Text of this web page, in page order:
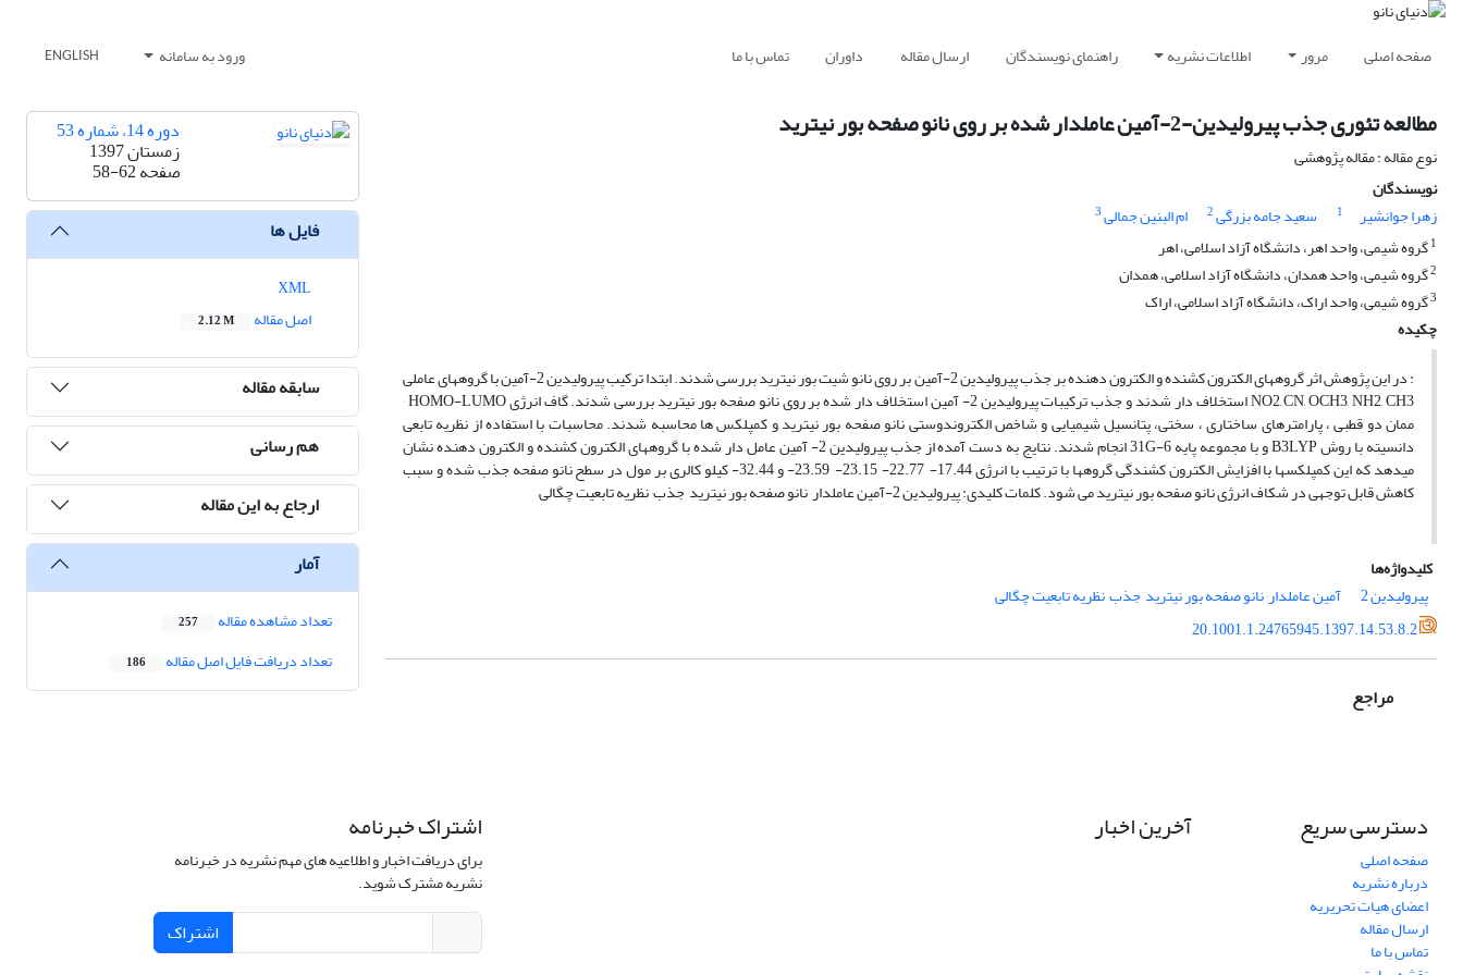
صفحه اصلی مرور اطلاعات نشریه راهنمای نویسندگان ارسال مقاله داوران تماس با ما ورود به سامانه ENGLISH
مطالعه تئوری جذب پیرولیدین-2-آمین عاملدار شده بر روی نانو صفحه بور نیترید
نوع مقاله : مقاله پژوهشی
نویسندگان
زهرا جوانشیر
1 سعید جامه بزرگی2 ام البنین جمالی3
1گروه شیمی، واحد اهر، دانشگاه آزاد اسلامی، اهر
2گروه شیمی، واحد همدان، دانشگاه آزاد اسلامی، همدان
3گروه شیمی، واحد اراک، دانشگاه آزاد اسلامی، اراک
چکیده
: در این پژوهش اثر گروههای الکترون کشنده و الکترون دهنده بر جذب پیرولیدین 2-آمین بر روی نانو شیت بور نیترید بررسی شدند. ابتدا ترکیب پیرولیدین 2-آمین با گروههای عاملی
NO2, CN, OCH3, NH2, CH3 استخلاف دار شدند و جذب ترکیبات پیرولیدین 2- آمین استخلاف دار شده بر روی نانو صفحه بور نیترید بررسی شدند. گاف انرژی HOMO-LUMO ٬
ممان دو قطبی ، پارامترهای ساختاری ، سختی، پتانسیل شیمیایی و شاخص الکتروندوستی نانو صفحه بور نیترید و کمپلکس ها محاسبه شدند. محاسبات با استفاده از نظریه تابعی
دانسیته با روش B3LYP و با مجموعه پایه 6-31G انجام شدند. نتایج به دست آمده از جذب پیرولیدین 2- آمین عامل دار شده با گروههای الکترون کشنده و الکترون دهنده نشان
میدهد که این کمپلکسها با افزایش الکترون کشندگی گروهها با ترتیب با انرژی 17.44-٬ 22.77-٬ 23.15-٬ 23.59- و 32.44- کیلو کالری بر مول در سطح نانو صفحه جذب شده و سبب
کاهش قابل توجهی در شکاف انرژی نانو صفحه بور نیترید می شود. کلمات کلیدی: پیرولیدین 2-آمین عاملدار٬ نانو صفحه بور نیترید٬ جذب٬ نظریه تابعیت چگالی
کلیدواژه‌ها
پیرولیدین 2
آمین عاملدار٬ نانو صفحه بور نیترید٬ جذب٬ نظریه تابعیت چگالی
20.1001.1.24765945.1397.14.53.8.2
مراجع
دوره 14، شماره 53
زمستان 1397
صفحه58-62
فایل ها
اصل مقاله
2.12 M
سابقه مقاله
هم رسانی
ارجاع به این مقاله
آمار
تعداد مشاهده مقاله 257
تعداد دریافت فایل اصل مقاله 186
دسترسی سریع
صفحه اصلی
درباره نشریه
اعضای هیات تحریریه
ارسال مقاله
تماس با ما
آخرین اخبار اشتراک خبرنامه
برای دریافت اخبار و اطلاعیه های مهم نشریه در خبرنامه
نشریه مشترک شوید.
اشتراک